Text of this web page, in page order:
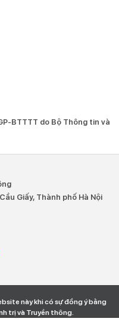
BTTTT do Bộ Thông tin và
Giấy, Thành phố Hà Nội
này khi có sự đồng ý bằng
trị và Truyền thông.